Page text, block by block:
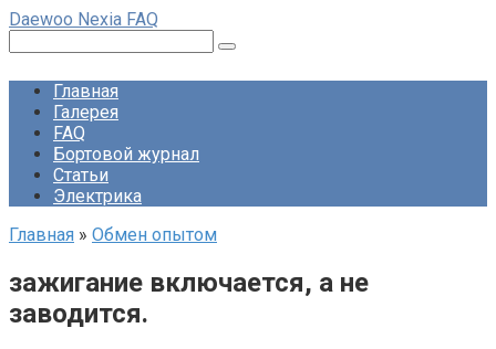
Перейти
контенту
Daewoo Nexia FAQ
Главная
Галерея
FAQ
Бортовой журнал
Статьи
Электрика
Главная » Обмен опытом
зажигание включается, а не
заводится.